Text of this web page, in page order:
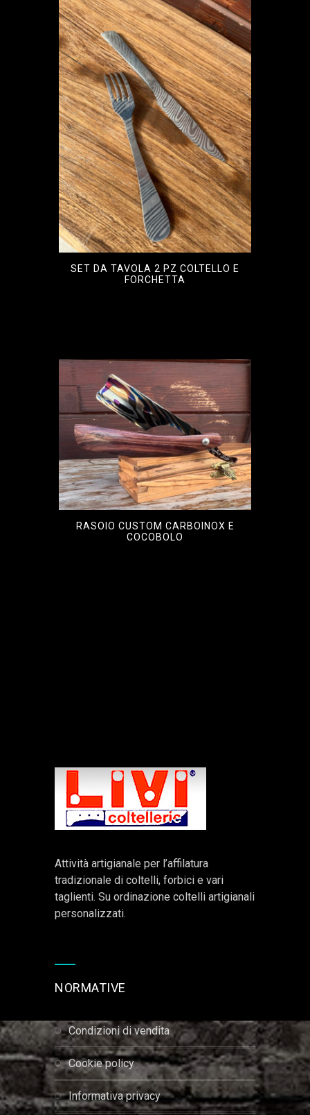
SET DA TAVOLA 2 PZ COLTELLO E
FORCHETTA
RASOIO CUSTOM CARBOINOX E
COCOBOLO
Attività artigianale per l’affilatura
tradizionale di coltelli, forbici e vari
taglienti. Su ordinazione coltelli artigianali
personalizzati.
NORMATIVE
condizioni di vendita
cookie policy
informativa privacy